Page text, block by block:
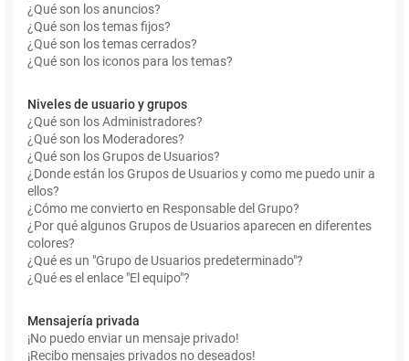
¿Qué son los anuncios?
¿Qué son los temas fijos?
¿Qué son los temas cerrados?
¿Qué son los iconos para los temas?
Niveles de usuario y grupos
¿Qué son los Administradores?
¿Qué son los Moderadores?
¿Qué son los Grupos de Usuarios?
¿Donde están los Grupos de Usuarios y como me puedo unir a
ellos?
¿Cómo me convierto en Responsable del Grupo?
¿Por qué algunos Grupos de Usuarios aparecen en diferentes
colores?
¿Qué es un "Grupo de Usuarios predeterminado"?
¿Qué es el enlace "El equipo"?
Mensajería privada
¡No puedo enviar un mensaje privado!
¡Recibo mensajes privados no deseados!